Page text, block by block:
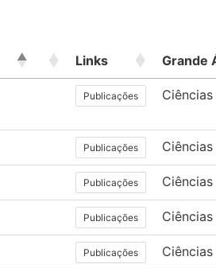
Links Grande
Publicações
Publicações
Publicações
Publicações
Publicações